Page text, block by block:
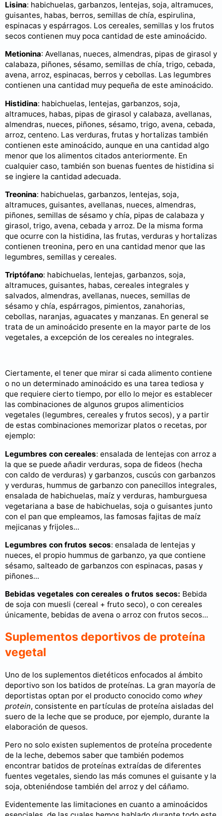
Lisina: habichuelas, garbanzos, lentejas, soja, altramuces,
guisantes, habas, berros, semillas de chía, espirulina,
espinacas y espárragos. Los cereales, semillas y los frutos
secos contienen muy poca cantidad de este aminoácido.
Metionina: Avellanas, nueces, almendras, pipas de girasol y
calabaza, piñones, sésamo, semillas de chía, trigo, cebada,
avena, arroz, espinacas, berros y cebollas. Las legumbres
contienen una cantidad muy pequeña de este aminoácido.
Histidina: habichuelas, lentejas, garbanzos, soja,
altramuces, habas, pipas de girasol y calabaza, avellanas,
almendras, nueces, piñones, sésamo, trigo, avena, cebada,
arroz, centeno. Las verduras, frutas y hortalizas también
contienen este aminoácido, aunque en una cantidad algo
menor que los alimentos citados anteriormente. En
cualquier caso, también son buenas fuentes de histidina si
se ingiere la cantidad adecuada.
Treonina: habichuelas, garbanzos, lentejas, soja,
altramuces, guisantes, avellanas, nueces, almendras,
piñones, semillas de sésamo y chía, pipas de calabaza y
girasol, trigo, avena, cebada y arroz. De la misma forma
que ocurre con la histidina, las frutas, verduras y hortalizas
contienen treonina, pero en una cantidad menor que las
legumbres, semillas y cereales.
Triptófano: habichuelas, lentejas, garbanzos, soja,
altramuces, guisantes, habas, cereales integrales y
salvados, almendras, avellanas, nueces, semillas de
sésamo y chía, espárragos, pimientos, zanahorias,
cebollas, naranjas, aguacates y manzanas. En general se
trata de un aminoácido presente en la mayor parte de los
vegetales, a excepción de los cereales no integrales.
Ciertamente, el tener que mirar si cada alimento contiene
o no un determinado aminoácido es una tarea tediosa y
que requiere cierto tiempo, por ello lo mejor es establecer
las combinaciones de algunos grupos alimenticios
vegetales (legumbres, cereales y frutos secos), y a partir
de estas combinaciones memorizar platos o recetas, por
ejemplo:
Legumbres con cereales: ensalada de lentejas con arroz a
la que se puede añadir verduras, sopa de fideos (hecha
con caldo de verduras) y garbanzos, cuscús con garbanzos
y verduras, hummus de garbanzo con panecillos integrales,
ensalada de habichuelas, maíz y verduras, hamburguesa
vegetariana a base de habichuelas, soja o guisantes junto
con el pan que empleamos, las famosas fajitas de maíz
mejicanas y frijoles...
Legumbres con frutos secos: ensalada de lentejas y
nueces, el propio hummus de garbanzo, ya que contiene
sésamo, salteado de garbanzos con espinacas, pasas y
piñones...
Bebidas vegetales con cereales o frutos secos: Bebida
de soja con muesli (cereal + fruto seco), o con cereales
únicamente, bebidas de avena o arroz con frutos secos...
Suplementos deportivos de proteína
vegetal
Uno de los suplementos dietéticos enfocados al ámbito
deportivo son los batidos de proteínas. La gran mayoría de
deportistas optan por el producto conocido como whey
protein, consistente en partículas de proteína aisladas del
suero de la leche que se produce, por ejemplo, durante la
elaboración de quesos.
Pero no solo existen suplementos de proteína procedente
de la leche, debemos saber que también podemos
encontrar batidos de proteínas extraídas de diferentes
fuentes vegetales, siendo las más comunes el guisante y la
soja, obteniéndose también del arroz y del cáñamo.
Evidentemente las limitaciones en cuanto a aminoácidos